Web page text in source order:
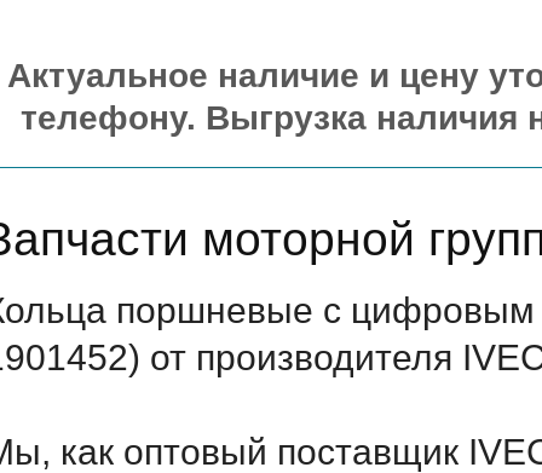
Актуальное наличие и цену
телефону. Выгрузка наличия
моторной
поршневые с цифровым
от производителя
как оптовый поставщик